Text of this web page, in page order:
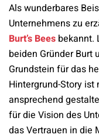
Als wunderbares
Unternehmens zu
Burt’s Bees bekannt.
beiden Gründer Burt
Grundstein für das
Hintergrund-Story
ansprechend
für die Vision des
das Vertrauen in die